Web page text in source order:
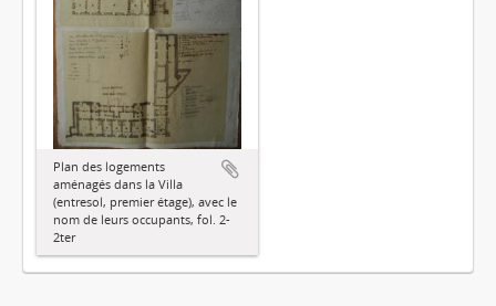
Plan des logements
aménagés dans la Villa
(entresol, premier étage), avec le
nom de leurs occupants, fol. 2-
2ter